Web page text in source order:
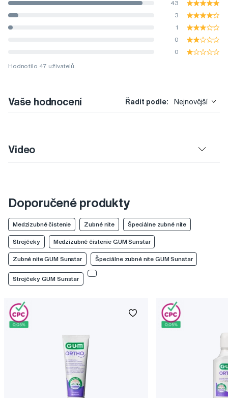
43
3
1
0
0
Hodnotilo 47 uživatelů.
Vaše hodnocení Řadit podle: Nejnovější
Video
Doporučené produkty
Medzizubné čistenie Zubné nite Špeciálne zubné nite
Strojčeky Medzizubné čistenie GUM Sunstar
Zubné nite GUM Sunstar Špeciálne zubné nite GUM Sunstar
Strojčeky GUM Sunstar